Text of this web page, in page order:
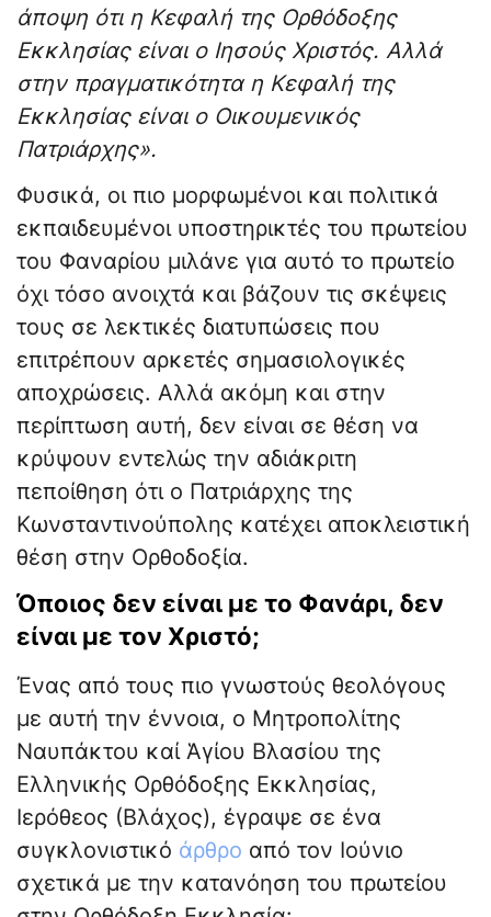
άποψη ότι η Κεφαλή της Ορθόδοξης
Εκκλησίας είναι ο Ιησούς Χριστός. Αλλά
στην πραγματικότητα η Κεφαλή της
Εκκλησίας είναι ο Οικουμενικός
Πατριάρχης».
Φυσικά, οι πιο μορφωμένοι και πολιτικά
εκπαιδευμένοι υποστηρικτές του πρωτείου
του Φαναρίου μιλάνε για αυτό το πρωτείο
όχι τόσο ανοιχτά και βάζουν τις σκέψεις
τους σε λεκτικές διατυπώσεις που
επιτρέπουν αρκετές σημασιολογικές
αποχρώσεις. Αλλά ακόμη και στην
περίπτωση αυτή, δεν είναι σε θέση να
κρύψουν εντελώς την αδιάκριτη
πεποίθηση ότι ο Πατριάρχης της
Κωνσταντινούπολης κατέχει αποκλειστική
θέση στην Ορθοδοξία.
Όποιος δεν είναι με το Φανάρι, δεν
είναι με τον Χριστό;
Ένας από τους πιο γνωστούς θεολόγους
με αυτή την έννοια, ο Μητροπολίτης
Ναυπάκτου καί Ἁγίου Βλασίου της
Ελληνικής Ορθόδοξης Εκκλησίας,
Ιερόθεος (Βλάχος), έγραψε σε ένα
συγκλονιστικό άρθρο από τον Ιούνιο
σχετικά με την κατανόηση του πρωτείου